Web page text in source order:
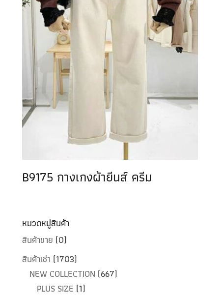
B9175 กางเกงผ้ายีนส์ ครีม
หมวดหมู่สินค้า
สินค้าขาย (0)
สินค้าเช่า (1703)
NEW COLLECTION (667)
PLUS SIZE (1)